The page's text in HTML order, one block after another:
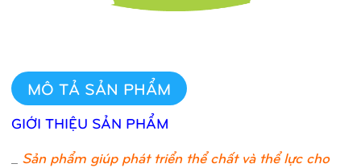
MÔ TẢ SẢN PHẨM
GIỚI THIỆU SẢN PHẨM
Sản phẩm giúp phát triển thể chất và thể lực cho